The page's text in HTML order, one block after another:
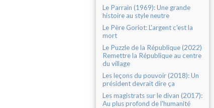
Le Parrain (1969): Une grande
histoire au style neutre
Le Père Goriot: L'argent c'est la
mort
Le Puzzle de la République (2022)
Remettre la République au centre
du village
Les leçons du pouvoir (2018): Un
président devrait dire ça
Les magistrats sur le divan (2017):
Au plus profond de l'humanité